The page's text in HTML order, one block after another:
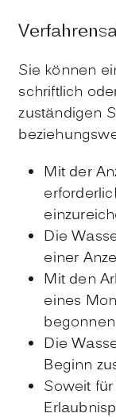
Sie können
schriftlich
zuständigen
Mit der
Die
einer
Mit den
eines
Die
Beginn
Soweit